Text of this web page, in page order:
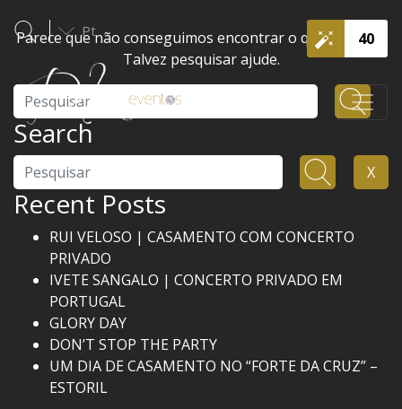
40
Pt
Parece que não conseguimos encontrar o que procura.
Talvez pesquisar ajude.
Search
Pesquisar X
Recent Posts
RUI VELOSO | CASAMENTO COM CONCERTO
PRIVADO
IVETE SANGALO | CONCERTO PRIVADO EM
PORTUGAL
GLORY DAY
DON’T STOP THE PARTY
UM DIA DE CASAMENTO NO “FORTE DA CRUZ” –
ESTORIL